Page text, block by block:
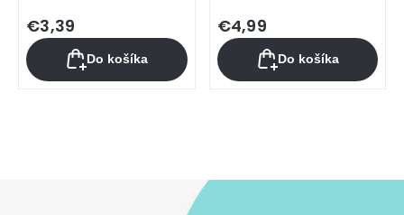
€3,39
Do košíka
€4,99
Do košíka
prvky
výpisu